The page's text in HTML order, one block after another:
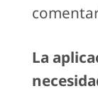
La